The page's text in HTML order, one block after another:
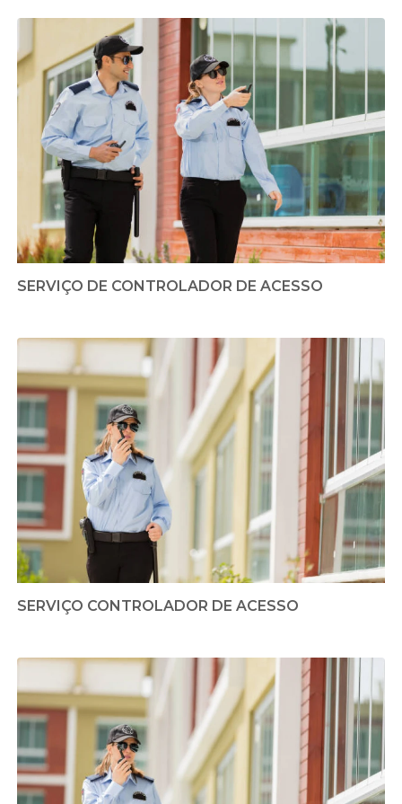
SERVIÇO DE CONTROLADOR DE ACESSO
SERVIÇO CONTROLADOR DE ACESSO